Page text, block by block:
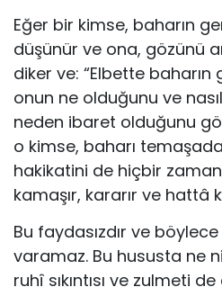
Eğer bir kimse, baharın
düşünür ve ona, gözünü
diker ve: “Elbette baharın
onun ne olduğunu ve
neden ibaret olduğunu
o kimse, baharı
hakikatini de hiçbir
kamaşır, kararır ve hattâ
Bu faydasızdır ve
varamaz. Bu hususta ne
ruhî sıkıntısı ve zul­meti